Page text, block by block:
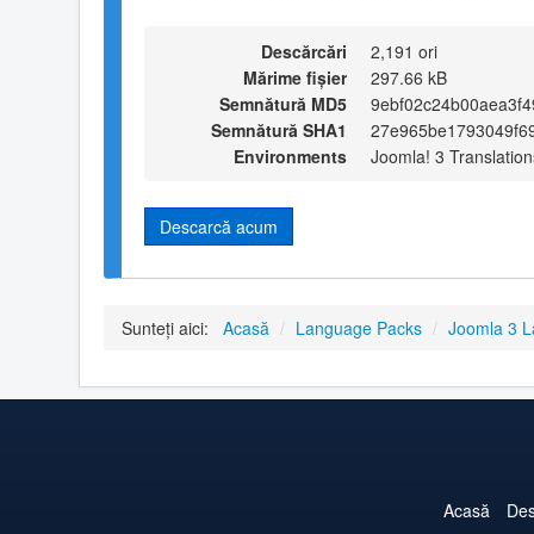
Descărcări
2,191 ori
Mărime fișier
297.66 kB
Semnătură MD5
Semnătură SHA1
Environments
Joomla! 3
Descarcă acum
Sunteți aici: Acasă / Language Packs / Joomla 3
Acasă